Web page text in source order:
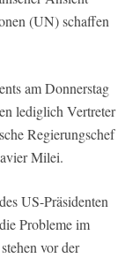
(UN) schaffen
am Donnerstag
lediglich Vertreter
Regierungschef
Milei.
US-Präsidenten
Probleme im
vor der